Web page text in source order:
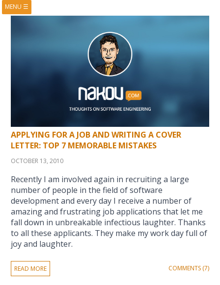
MENU ☰
APPLYING FOR A JOB AND WRITING A COVER
LETTER: TOP 7 MEMORABLE MISTAKES
OCTOBER 13, 2010
Recently I am involved again in recruiting a large
number of people in the field of software
development and every day I receive a number of
amazing and frustrating job applications that let me
fall down in unbreakable infectious laughter. Thanks
to all these applicants. They make my work day full of
joy and laughter.
READ MORE COMMENTS (7)